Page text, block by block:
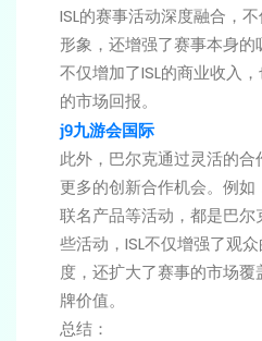
ISL的赛事活动深度融合，
形象，还增强了赛事本身
不仅增加了ISL的商业收入
的市场回报。
j9九游会国际
此外，巴尔克通过灵活的合
更多的创新合作机会。例如
联名产品等活动，都是巴
些活动，ISL不仅增强了观
度，还扩大了赛事的市场
牌价值。
总结：